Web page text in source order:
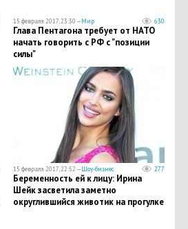
15 февраля 2017, 23:30 —Мир 630
Глава Пентагона требует от НАТО
начать говорить с РФ с "позиции
силы"
15 февраля 2017, 22:52 —Шоу-бизнес 277
Беременность ей к лицу: Ирина
Шейк засветила заметно
округлившийся животик на прогулке